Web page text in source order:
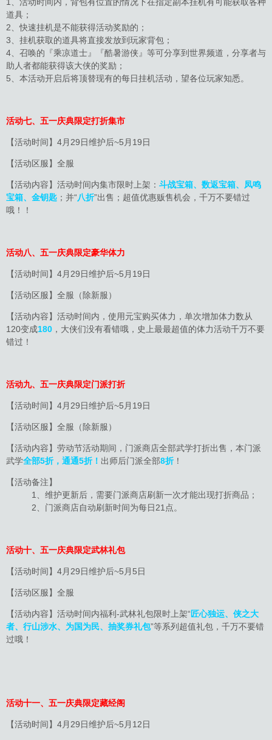
1、活动时间内，背包有位置的情况下在指定副本挂机有可能获取各种
道具；
2、快速挂机是不能获得活动奖励的；
3、挂机获取的道具将直接发放到玩家背包；
4、召唤的『乘凉道士』『酷暑游侠』等可分享到世界频道，分享者与
助人者都能获得该大侠的奖励；
5、本活动开启后将顶替现有的每日挂机活动，望各位玩家知悉。
活动七、五一庆典限定打折集市
【活动时间】4月29日维护后~5月19日
【活动区服】全服
【活动内容】活动时间内集市限时上架： 斗战宝箱、数返宝箱、凤鸣
宝箱、金钥匙 ；并“八折”出售；超值优惠贩售机会，千万不要错过
哦！！
活动八、五一庆典限定豪华体力
【活动时间】4月29日维护后~5月19日
【活动区服】全服（除新服）
【活动内容】活动时间内，使用元宝购买体力，单次增加体力数从
120变成180 ，大侠们没有看错哦，史上最最超值的体力活动千万不要
错过！
活动九、五一庆典限定门派打折
【活动时间】4月29日维护后~5月19日
【活动区服】全服（除新服）
【活动内容】劳动节活动期间，门派商店全部武学打折出售，本门派
武学全部5折，通通5折！ 出师后门派全部8折 ！
【活动备注】
1、维护更新后，需要门派商店刷新一次才能出现打折商品；
2、门派商店自动刷新时间为每日21点。
活动十、五一庆典限定武林礼包
【活动时间】4月29日维护后~5月5日
【活动区服】全服
【活动内容】活动时间内福利-武林礼包限时上架“匠心独运、侠之大
者、行山涉水、为国为民、抽奖券礼包”等系列超值礼包，千万不要错
过哦！
活动十一、五一庆典限定藏经阁
【活动时间】4月29日维护后~5月12日